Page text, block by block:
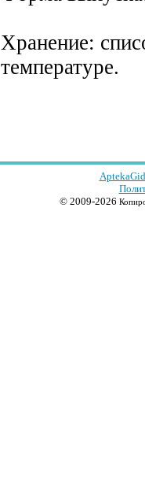
Хранение:
температуре.
© 2009-2026